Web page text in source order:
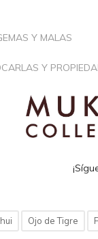
Y MALAS
Y
Ojo de Tigre